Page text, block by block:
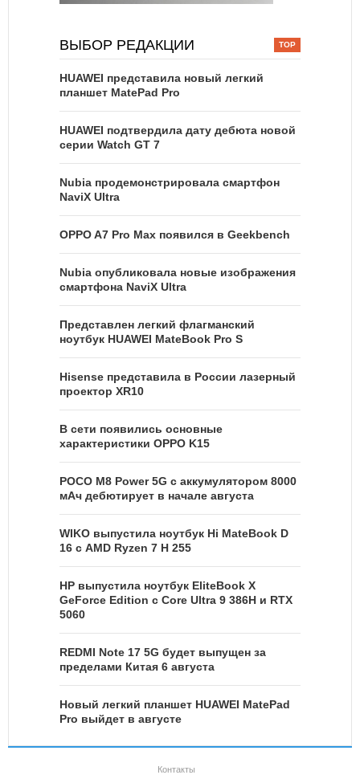
ВЫБОР РЕДАКЦИИ
HUAWEI представила новый легкий
планшет MatePad Pro
HUAWEI подтвердила дату дебюта новой
серии Watch GT 7
Nubia продемонстрировала смартфон
NaviX Ultra
OPPO A7 Pro Max появился в Geekbench
Nubia опубликовала новые изображения
смартфона NaviX Ultra
Представлен легкий флагманский
ноутбук HUAWEI MateBook Pro S
Hisense представила в России лазерный
проектор XR10
В сети появились основные
характеристики OPPO K15
POCO M8 Power 5G с аккумулятором 8000
мАч дебютирует в начале августа
WIKO выпустила ноутбук Hi MateBook D
16 с AMD Ryzen 7 H 255
HP выпустила ноутбук EliteBook X
GeForce Edition с Core Ultra 9 386H и RTX
5060
REDMI Note 17 5G будет выпущен за
пределами Китая 6 августа
Новый легкий планшет HUAWEI MatePad
Pro выйдет в августе
Контакты